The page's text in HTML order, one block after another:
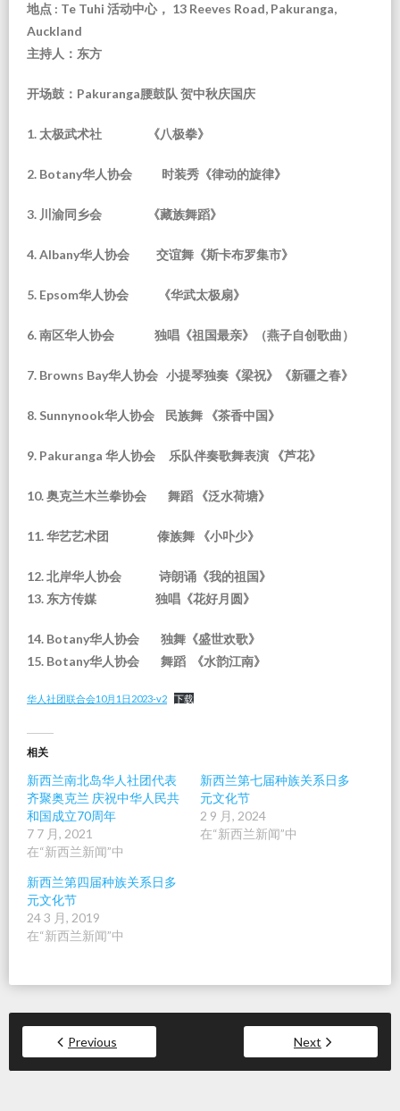
地点 : Te Tuhi 活动中心， 13 Reeves Road, Pakuranga,
Auckland
主持人：东方
开场鼓： Pakuranga腰鼓队 贺中秋庆国庆
1. 太极武术社 《八极拳》
2. Botany华人协会 时装秀《律动的旋律》
3. 川渝同乡会 《藏族舞蹈》
4. Albany华人协会 交谊舞《斯卡布罗集市》
5. Epsom华人协会 《华武太极扇》
6.南区华人协会 独唱《祖国最亲》（燕子自创歌曲）
7. Browns Bay华人协会 小提琴独奏《梁祝》《新疆之春》
8. Sunnynook华人协会 民族舞 《茶香中国》
9. Pakuranga 华人协会 乐队伴奏歌舞表演 《芦花》
10.奥克兰木兰拳协会 舞蹈 《泛水荷塘》
11.华艺艺术团 傣族舞 《小卟少》
12.北岸华人协会
诗朗诵《我的祖国》
13. 东方传媒 独唱《花好月圆》
14. Botany华人协会
独舞《盛世欢歌》
15. Botany华人协会 舞蹈 《水韵江南》
华人社团联合会10月1日2023-v2 下载
相关
新西兰南北岛华人社团代表
齐聚奥克兰 庆祝中华人民共
和国成立70周年
7 7 月, 2021
在“新西兰新闻”中
新西兰第七届种族关系日多
元文化节
2 9 月, 2024
在“新西兰新闻”中
新西兰第四届种族关系日多
元文化节
24 3 月, 2019
在“新西兰新闻”中
Previous Next